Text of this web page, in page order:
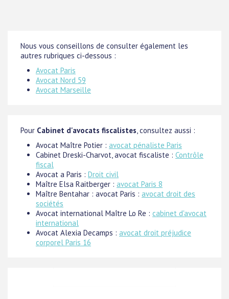
Nous vous conseillons de consulter également les
autres rubriques ci-dessous :
Avocat Paris
Avocat Nord 59
Avocat Marseille
Pour Cabinet d'avocats fiscalistes, consultez aussi :
Avocat Maître Potier : avocat pénaliste Paris
Cabinet Dreski-Charvot, avocat fiscaliste : Contrôle
fiscal
Avocat a Paris : Droit civil
Maître Elsa Raitberger : avocat Paris 8
Maître Bentahar : avocat Paris : avocat droit des
sociétés
Avocat international Maître Lo Re : cabinet d'avocat
international
Avocat Alexia Decamps : avocat droit préjudice
corporel Paris 16